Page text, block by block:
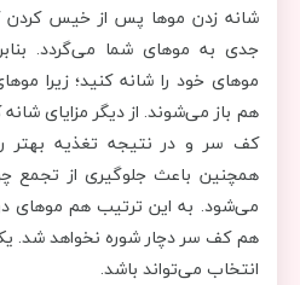
شانه زدن موها پس از خیس کردن
جدی به موهای شما می‌گردد.
موهای خود را شانه کنید؛ زیرا
هم باز می‌شوند. از دیگر مزایای
کف سر و در نتیجه تغذیه
همچنین باعث جلوگیری از
می‌شود. به این ترتیب هم موهای
هم کف سر دچار شوره نخواهد شد.
انتخاب می‌تواند باشد.